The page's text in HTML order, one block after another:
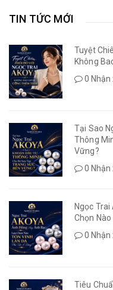
TIN TỨC MỚI
Tuyệt
Không
0 Nhận
Tại Sao
Thông
Vững?
0 Nhận
Ngọc
Chọn
0 Nhận
Tiêu